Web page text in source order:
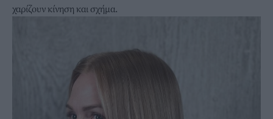
χαρίζουν κίνηση και σχήμα.